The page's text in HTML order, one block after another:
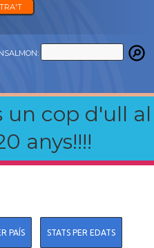
un cop d'ull al
anys!!!!
PAÍS STATS PER EDATS